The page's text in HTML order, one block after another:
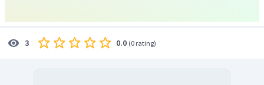
3 0.0 (0 rating)